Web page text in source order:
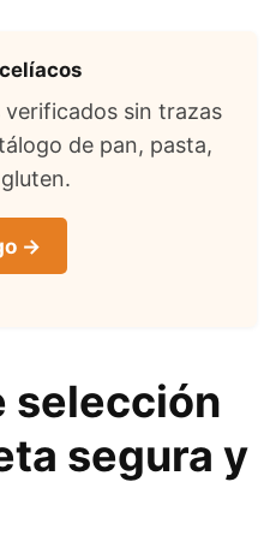
sin trazas
de pan, pasta,
→
selección
segura y